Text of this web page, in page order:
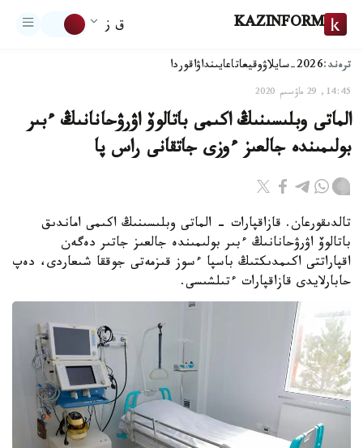
KAZINFORM ق ز
ترەند:2026-سايلاۋ وقيعاتاعايىنداۋاقوردا
14:45, 29 ماۋسىم 2020
الماتى وبلىسىنىڭ اكىمى باتالوۆ اۋرۋحانانىڭ ءبىر
بولىمىندە جالعىز ءوزى جاتقانى راس پا
تالدىقورعان. قازاقپارات - الماتى وبلىسىنىڭ اكىمى اماندىق
باتالوۆ اۋرۋحانانىڭ ءبىر بولىمىندە جالعىز جاتىر دەگەن
اقپاراتتى اكىمدىكتىڭ باسپا ءسوز قىزمەتى جوققا شىعاردى، دەپ
حابارلايدى قازاقپارات ءتىلشىسى.